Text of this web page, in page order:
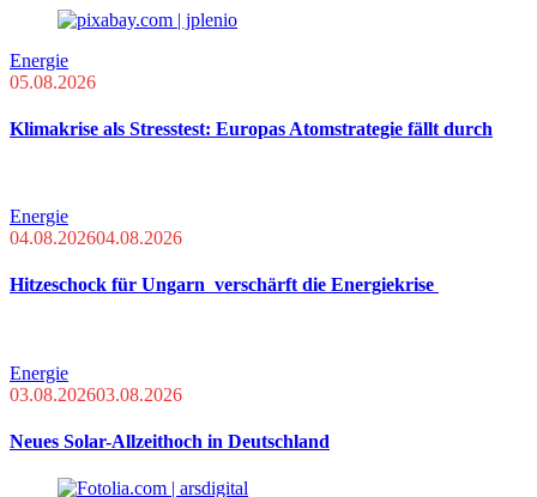
Energie
05.08.2026
Klimakrise als Stresstest: Europas Atomstrategie fällt durch
Energie
04.08.202604.08.2026
Hitzeschock für Ungarn verschärft die Energiekrise
Energie
03.08.202603.08.2026
Neues Solar-Allzeithoch in Deutschland